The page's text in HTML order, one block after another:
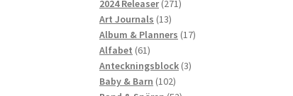
produkter
2024 Releaser 271271
Art Journals 1313
produkter
Album & Planners 1717
Alfabet 6161
produkter
Anteckningsblock 33
Baby & Barn 102102